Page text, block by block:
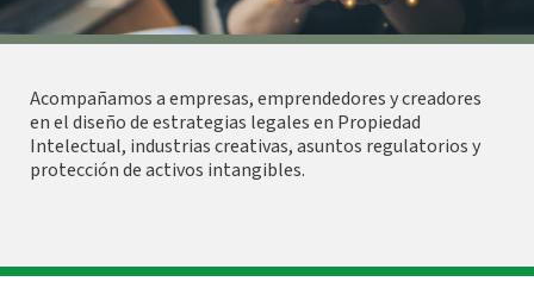
Acompañamos a empresas, emprendedores y creadores
en el diseño de estrategias legales en Propiedad
Intelectual, industrias creativas, asuntos regulatorios y
protección de activos intangibles.